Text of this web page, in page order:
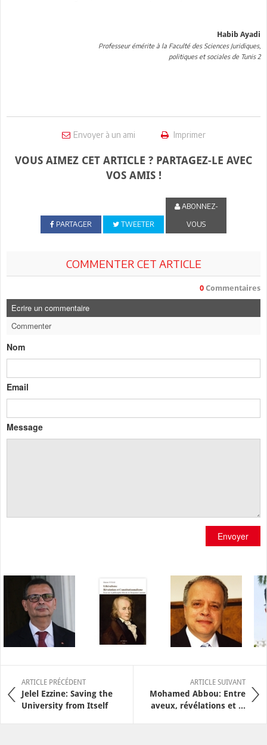
Habib Ayadi
Professeur émérite à la Faculté des Sciences Juridiques,
politiques et sociales de Tunis 2
Envoyer à un ami Imprimer
VOUS AIMEZ CET ARTICLE ? PARTAGEZ-LE AVEC
VOS AMIS !
PARTAGER TWEETER
ABONNEZ-
VOUS
COMMENTER CET ARTICLE
0 Commentaires
Ecrire un commentaire
Commenter
Nom
Email
Message
Envoyer
ARTICLE PRÉCÉDENT
Jelel Ezzine: Saving the
University from Itself
ARTICLE SUIVANT
Mohamed Abbou: Entre
aveux, révélations et ...